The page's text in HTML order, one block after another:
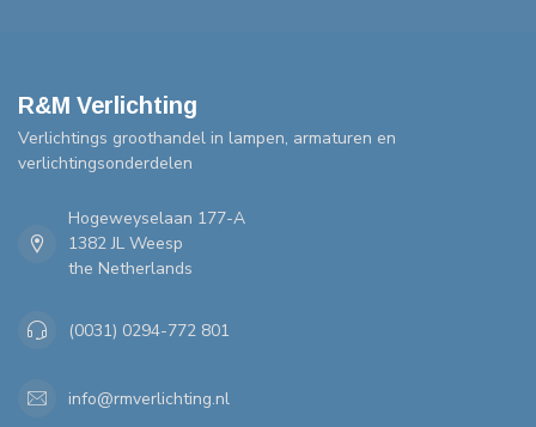
R&M Verlichting
Verlichtings groothandel in lampen, armaturen en
verlichtingsonderdelen
Hogeweyselaan 177-A
1382 JL Weesp
the Netherlands
(0031) 0294-772 801
info@rmverlichting.nl